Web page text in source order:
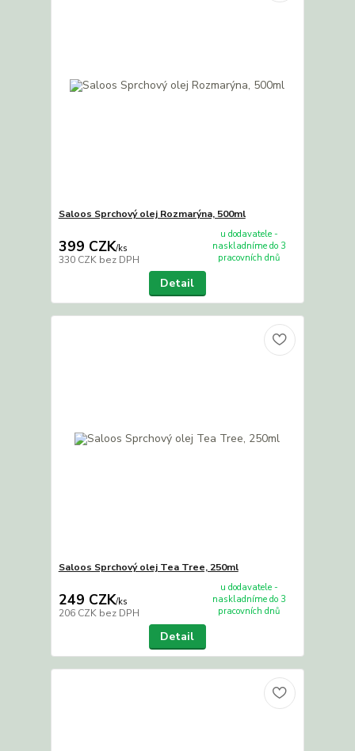
Saloos Sprchový olej Rozmarýna, 500ml
399 CZK/ks
330 CZK bez DPH
u dodavatele -
naskladníme do 3
pracovních dnů
Detail
Saloos Sprchový olej Tea Tree, 250ml
249 CZK/ks
206 CZK bez DPH
u dodavatele -
naskladníme do 3
pracovních dnů
Detail